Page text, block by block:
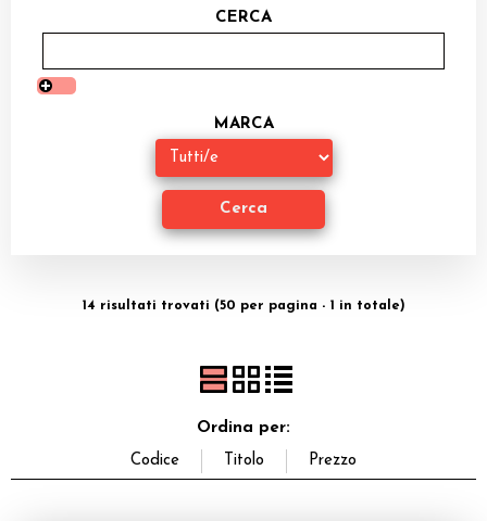
Giochi di Ruolo
Librigame
Giochi di Carte Collezionabili
Accessori
CERCA
MARCA
14 risultati trovati (50 per pagina - 1 in totale)
Ordina per: